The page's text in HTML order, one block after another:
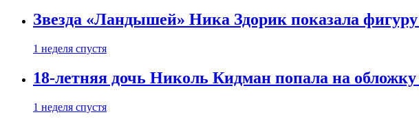
Звезда «Ландышей» Ника Здорик показала
1 неделя спустя
18-летняя дочь Николь Кидман попала на
1 неделя спустя